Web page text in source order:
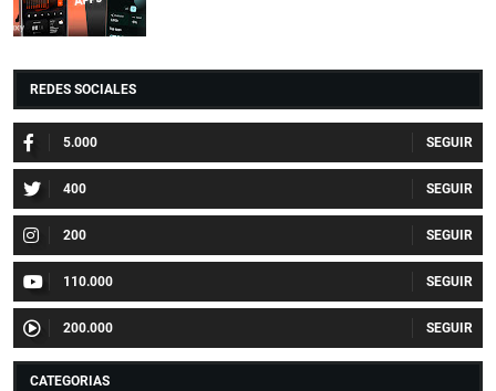
REDES SOCIALES
5.000
400
200
110.000
200.000
CATEGORIAS